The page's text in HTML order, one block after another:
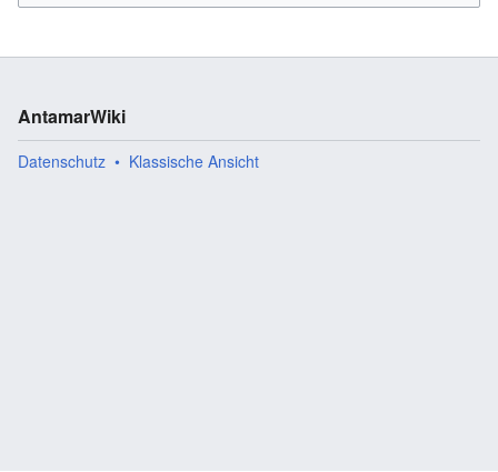
AntamarWiki
Datenschutz Klassische Ansicht